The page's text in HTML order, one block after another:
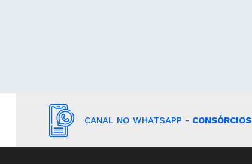
CANAL NO WHATSAPP - CONSÓRCIOS